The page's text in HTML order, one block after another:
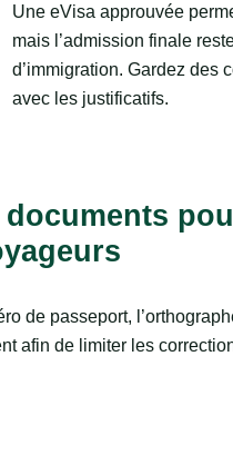
Une eVisa approuvée
mais l’admission finale
d’immigration. Gardez des
avec les justificatifs.
de passeport,
afin de limiter les